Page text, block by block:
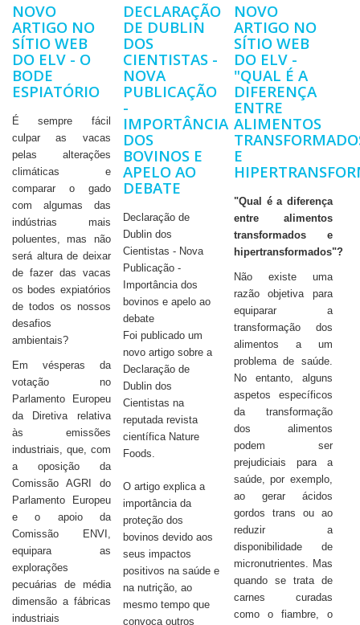
NOVO
ARTIGO NO
SÍTIO WEB
DO ELV - O
BODE
ESPIATÓRIO
É sempre fácil
culpar as vacas
pelas alterações
climáticas e
comparar o gado
com algumas das
indústrias mais
poluentes, mas não
será altura de deixar
de fazer das vacas
os bodes expiatórios
de todos os nossos
desafios
ambientais?
Em vésperas da
votação no
Parlamento Europeu
da Diretiva relativa
às emissões
industriais, que, com
a oposição da
Comissão AGRI do
Parlamento Europeu
e o apoio da
Comissão ENVI,
equipara as
explorações
pecuárias de média
dimensão a fábricas
industriais
DECLARAÇÃO
DE DUBLIN
DOS
CIENTISTAS -
NOVA
PUBLICAÇÃO
-
IMPORTÂNCIA
DOS
BOVINOS E
APELO AO
DEBATE
Declaração de
Dublin dos
Cientistas - Nova
Publicação -
Importância dos
bovinos e apelo ao
debate
Foi publicado um
novo artigo sobre a
Declaração de
Dublin dos
Cientistas na
reputada revista
científica Nature
Foods.
O artigo explica a
importância da
proteção dos
bovinos devido aos
seus impactos
positivos na saúde e
na nutrição, ao
mesmo tempo que
convoca outros
NOVO
ARTIGO NO
SÍTIO WEB
DO ELV -
"QUAL É A
DIFERENÇA
ENTRE
ALIMENTOS
E
"Qual é a diferença
entre alimentos
transformados e
hipertransformados"?
Não existe uma
razão objetiva para
equiparar a
transformação dos
alimentos a um
problema de saúde.
No entanto, alguns
aspetos específicos
da transformação
dos alimentos
podem ser
prejudiciais para a
saúde, por exemplo,
ao gerar ácidos
gordos trans ou ao
reduzir a
disponibilidade de
micronutrientes. Mas
quando se trata de
carnes curadas
como o fiambre, o